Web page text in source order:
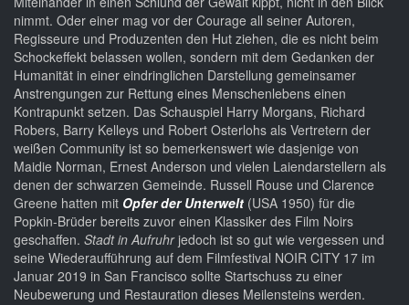
nimmt. Oder einer mag vor der Courage all seiner Autoren,
Regisseure und Produzenten den Hut ziehen, die es nicht beim
Schockeffekt belassen wollen, sondern mit dem Gedanken der
Humanität in einer eindringlichen Darstellung gemeinsamer
Anstrengungen zur Rettung eines Menschenlebens einen
Kontrapunkt setzen. Das Schauspiel Harry Morgans, Richard
Robers, Barry Kelleys und Robert Osterlohs als Vertretern der
weißen Community ist so bemerkenswert wie dasjenige von
Maidie Norman, Ernest Anderson und vielen Laiendarstellern als
denen der schwarzen Gemeinde. Russell Rouse und Clarence
Greene hatten mit Opfer der Unterwelt (USA 1950) für die
Popkin-Brüder bereits zuvor einen Klassiker des Film Noirs
geschaffen. Stadt in Aufruhrjedoch ist so gut wie vergessen und
seine Wiederaufführung auf dem Filmfestival NOIR CITY 17 im
Januar 2019 in San Francisco sollte Startschuss zu einer
Neubewerung und Restauration dieses Meilensteins werden.